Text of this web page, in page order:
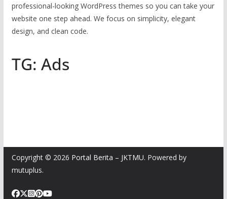
professional-looking WordPress themes so you can take your
website one step ahead. We focus on simplicity, elegant
design, and clean code.
TG: Ads
Copyright © 2026 Portal Berita – JKTMU. Powered by
mutuplus.